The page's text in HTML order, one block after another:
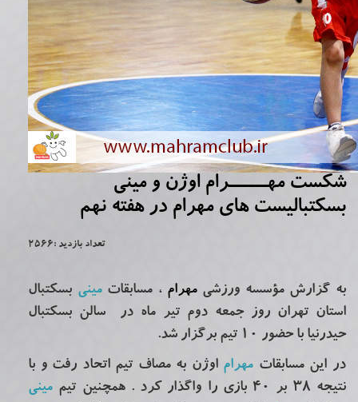
شکست مهــــــرام اوژن و مینی
بسکتبالیست های مهرام در هفته نهم
تعداد بازدید :2566
به گزارش مؤسسه ورزشی مهرام ، مسابقاتمینی بسکتبال
استان تهران روز جمعه دوم تیر ماه در سالن بسکتبال
حیدرنیا با حضور 10 تیم برگزار شد.
در این مسابقات مهراماوژن به مصاف تیم اتحاد رفت و با
نتیجه 38 بر 40 بازی را واگذار کرد . همچنین تیم
مینی